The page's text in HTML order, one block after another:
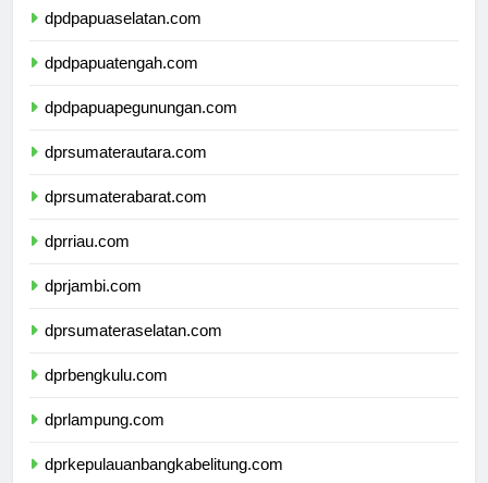
dpdpapuaselatan.com
dpdpapuatengah.com
dpdpapuapegunungan.com
dprsumaterautara.com
dprsumaterabarat.com
dprriau.com
dprjambi.com
dprsumateraselatan.com
dprbengkulu.com
dprlampung.com
dprkepulauanbangkabelitung.com